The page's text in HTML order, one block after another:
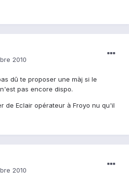
2010
dû te proposer une màj si le
pas encore dispo.
de Eclair opérateur à Froyo nu qu'il
2010